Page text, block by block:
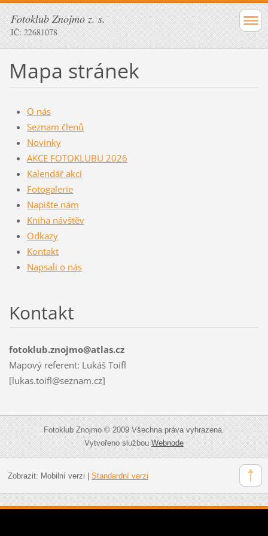
Fotoklub Znojmo z. s.
IČ: 22681078
Mapa stránek
O nás
Seznam členů
Novinky
AKCE FOTOKLUBU 2026
Kalendář akcí
Fotogalerie
Napište nám
Kniha návštěv
Odkazy
Kontakt
Napsali o nás
Kontakt
fotoklub.znojmo@atlas.cz
Mapový referent: Lukáš Toifl
[lukas.toifl@seznam.cz]
Fotoklub Znojmo © 2009 Všechna práva vyhrazena.
Vytvořeno službouWebnode
Zobrazit: Mobilní verzi Standardní verzi